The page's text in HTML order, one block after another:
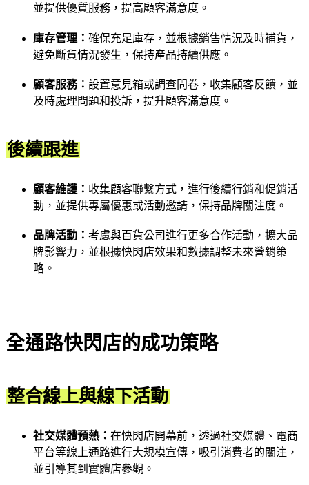
並提供優質服務，提高顧客滿意度。
庫存管理： 確保充足庫存，並根據銷售情況及時補貨，
避免斷貨情況發生，保持產品持續供應。
顧客服務： 設置意見箱或調查問卷，收集顧客反饋，並
及時處理問題和投訴，提升顧客滿意度。
後續跟進
顧客維護： 收集顧客聯繫方式，進行後續行銷和促銷活
動，並提供專屬優惠或活動邀請，保持品牌關注度。
品牌活動： 考慮與百貨公司進行更多合作活動，擴大品
牌影響力，並根據快閃店效果和數據調整未來營銷策
略。
全通路快閃店的成功策略
整合線上與線下活動
社交媒體預熱： 在快閃店開幕前，透過社交媒體、電商
平台等線上通路進行大規模宣傳，吸引消費者的關注，
並引導其到實體店參觀。